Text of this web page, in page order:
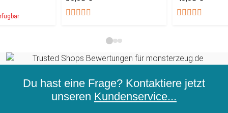
Du hast eine Frage? Kontaktiere jetzt
unseren Kundenservice...